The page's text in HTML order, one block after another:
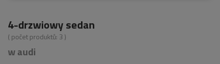
4-drzwiowy sedan
( počet produktů: 3 )
w audi